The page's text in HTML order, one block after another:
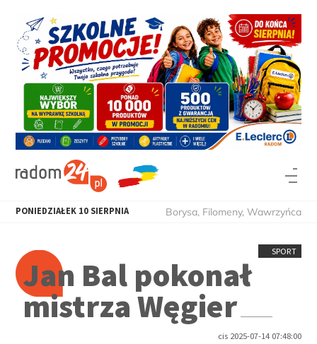
PONIEDZIAŁEK 10 SIERPNIA Borysa, Filomeny, Wawrzyńca
SPORT
Jan Bal pokonał
mistrza Węgier
cis 2025-07-14 07:48:00